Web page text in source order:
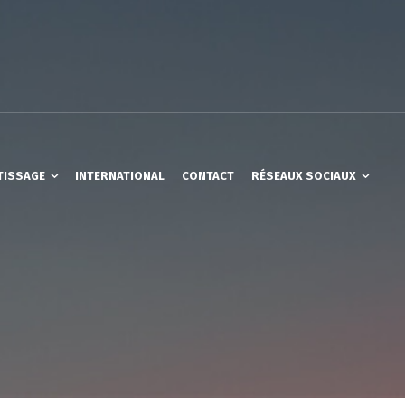
INTERNATIONAL CONTACT RÉSEAUX SOCIAUX